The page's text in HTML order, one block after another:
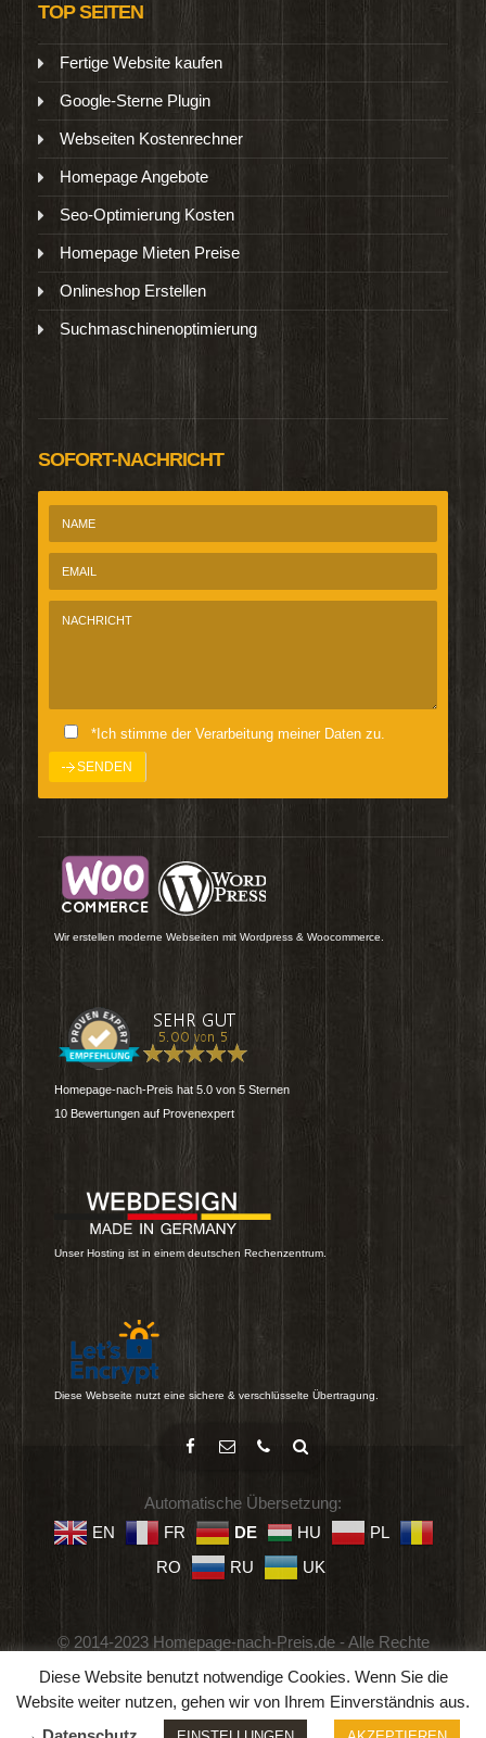
TOP SEITEN
Fertige Website kaufen
Google-Sterne Plugin
Webseiten Kostenrechner
Homepage Angebote
Seo-Optimierung Kosten
Homepage Mieten Preise
Onlineshop Erstellen
Suchmaschinenoptimierung
SOFORT-NACHRICHT
*Ich stimme der Verarbeitung meiner Daten zu.
Wir erstellen moderne Webseiten mit Wordpress & Woocommerce.
Homepage-nach-Preis hat 5.0 von 5 Sternen
10 Bewertungen auf Provenexpert
Unser Hosting ist in einem deutschen Rechenzentrum.
Diese Webseite nutzt eine sichere & verschlüsselte Übertragung.
Automatische Übersetzung:
EN
FR DE HU
PL
RO
RU UK
© 2014-2023 Homepage-nach-Preis.de - Alle Rechte
Geschäftsbedingungen
Diese Website benutzt notwendige Cookies. Wenn Sie die
Website weiter nutzen, gehen wir von Ihrem Einverständnis aus.